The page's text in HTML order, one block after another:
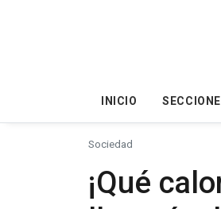
INICIO
Sociedad
¡Qué